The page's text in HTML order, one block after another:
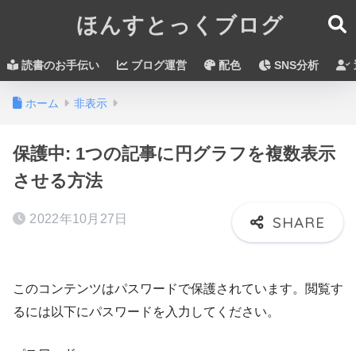
ほんすとっくブログ
読書のお手伝い ブログ運営 配色 SNS分析
ホーム 非表示
保護中: 1つの記事に円グラフを複数表示
させる方法
2022年10月27日
このコンテンツはパスワードで保護されています。閲覧す
るには以下にパスワードを入力してください。